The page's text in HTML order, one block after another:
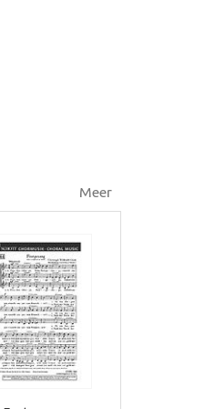
Meer